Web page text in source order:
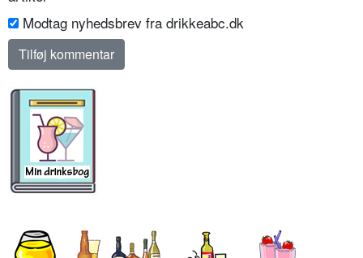
Modtag nyhedsbrev fra drikkeabc.dk